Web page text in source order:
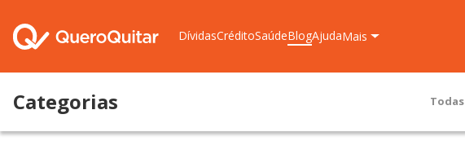
DívidasCréditoSaúdeBlogAjudaMais
Categorias Todas
Tags bolsa família 2024